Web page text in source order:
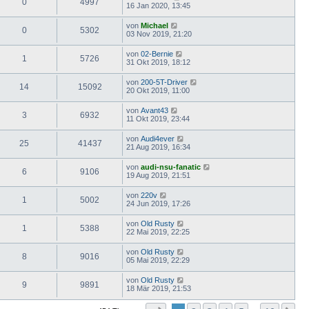
16 Jan 2020, 13:45
0 5302 von Michael
03 Nov 2019, 21:20
1 5726 von 02-Bernie
31 Okt 2019, 18:12
14 15092 von 200-5T-Driver
20 Okt 2019, 11:00
3 6932 von Avant43
11 Okt 2019, 23:44
25 41437 von Audi4ever
21 Aug 2019, 16:34
6 9106 von audi-nsu-fanatic
19 Aug 2019, 21:51
1 5002 von 220v
24 Jun 2019, 17:26
1 5388 von Old Rusty
22 Mai 2019, 22:25
8 9016 von Old Rusty
05 Mai 2019, 22:29
9 9891 von Old Rusty
18 Mär 2019, 21:53